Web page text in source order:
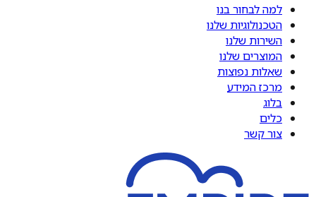
למה לבחור בנו
הטכנולוגיות שלנו
השירות שלנו
המוצרים שלנו
שאלות נפוצות
מרכז המידע
בלוג
כלים
צור קשר